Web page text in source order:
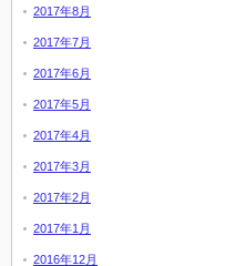
2017年8月
2017年7月
2017年6月
2017年5月
2017年4月
2017年3月
2017年2月
2017年1月
2016年12月